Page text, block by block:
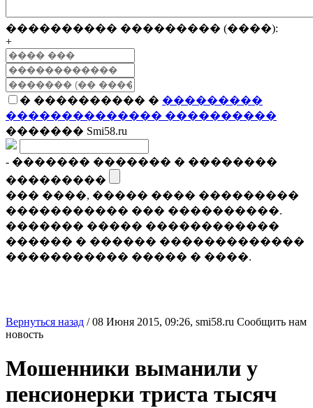
���������� ��������� (����):
+
� ���������� � ���������
�������������� ����������
������� Smi58.ru
- ������� ������� � ��������
���������
��� ����, ����� ���� ���������
����������� ��� ����������.
������� ����� ������������
������ � ������ �������������
����������� ����� � ����.
Вернуться назад /08 Июня 2015, 09:26, smi58.ru Сообщить нам
новость
Мошенники выманили у
пенсионерки триста тысяч